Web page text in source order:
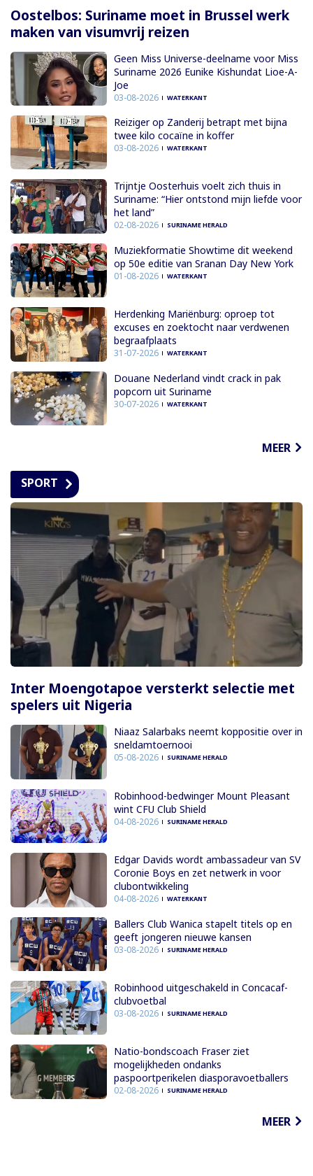
Oostelbos: Suriname moet in Brussel werk
maken van visumvrij reizen
Geen Miss Universe-deelname voor Miss
Suriname 2026 Eunike Kishundat Lioe-A-
Joe
03-08-2026 WATERKANT
Reiziger op Zanderij betrapt met bijna
twee kilo cocaïne in koffer
03-08-2026 WATERKANT
Trijntje Oosterhuis voelt zich thuis in
Suriname: “Hier ontstond mijn liefde voor
het land”
02-08-2026 SURINAME HERALD
Muziekformatie Showtime dit weekend
op 50e editie van Sranan Day New York
01-08-2026 WATERKANT
Herdenking Mariënburg: oproep tot
excuses en zoektocht naar verdwenen
begraafplaats
31-07-2026 WATERKANT
Douane Nederland vindt crack in pak
popcorn uit Suriname
30-07-2026 WATERKANT
MEER
SPORT
Inter Moengotapoe versterkt selectie met
spelers uit Nigeria
Niaaz Salarbaks neemt koppositie over in
sneldamtoernooi
05-08-2026 SURINAME HERALD
Robinhood-bedwinger Mount Pleasant
wint CFU Club Shield
04-08-2026 SURINAME HERALD
Edgar Davids wordt ambassadeur van SV
Coronie Boys en zet netwerk in voor
clubontwikkeling
04-08-2026 WATERKANT
Ballers Club Wanica stapelt titels op en
geeft jongeren nieuwe kansen
03-08-2026 SURINAME HERALD
Robinhood uitgeschakeld in Concacaf-
clubvoetbal
03-08-2026 SURINAME HERALD
Natio-bondscoach Fraser ziet
mogelijkheden ondanks
paspoortperikelen diasporavoetballers
02-08-2026 SURINAME HERALD
MEER